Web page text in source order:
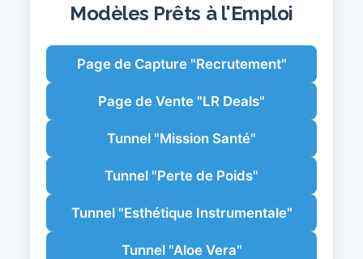
Modèles Prêts à l'Emploi
Page de Capture "Recrutement"
Page de Vente "LR Deals"
Tunnel "Mission Santé"
Tunnel "Perte de Poids"
Tunnel "Esthétique Instrumentale"
Tunnel "Aloe Vera"